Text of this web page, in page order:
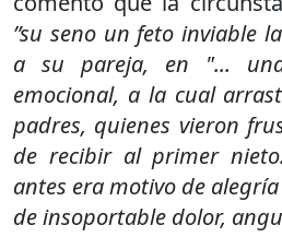
”su seno un feto inviable
a su pareja, en "...
emocional, a la cual
padres, quienes vieron
de recibir al primer
antes era motivo de
de insoportable dolor,